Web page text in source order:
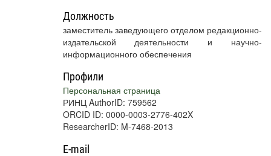
Должность
заместитель заведующего отделом редакционно-
издательской деятельности и научно-
информационного обеспечения
Профили
Персональная страница
РИНЦ AuthorID: 759562
ORCID ID: 0000-0003-2776-402X
ResearcherID: M-7468-2013
E-mail